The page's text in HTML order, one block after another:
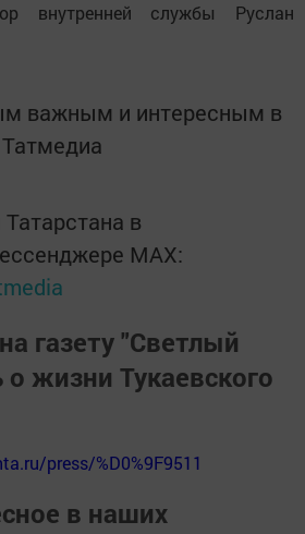
внутренней службы Руслан
важным и интересным в
Татмедиа
в
MАХ:
газету "Светлый
о жизни Тукаевского
press/%D0%9F9511
в наших